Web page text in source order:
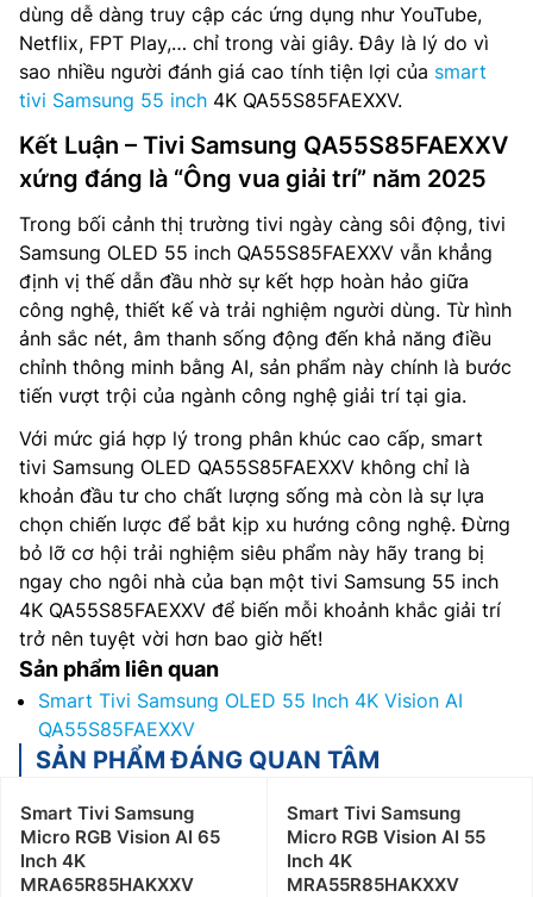
dùng dễ dàng truy cập các ứng dụng như YouTube,
Netflix, FPT Play,… chỉ trong vài giây. Đây là lý do vì
sao nhiều người đánh giá cao tính tiện lợi của smart
tivi Samsung 55 inch 4K QA55S85FAEXXV.
Kết Luận – Tivi Samsung QA55S85FAEXXV
xứng đáng là “Ông vua giải trí” năm 2025
Trong bối cảnh thị trường tivi ngày càng sôi động, tivi
Samsung OLED 55 inch QA55S85FAEXXV vẫn khẳng
định vị thế dẫn đầu nhờ sự kết hợp hoàn hảo giữa
công nghệ, thiết kế và trải nghiệm người dùng. Từ hình
ảnh sắc nét, âm thanh sống động đến khả năng điều
chỉnh thông minh bằng AI, sản phẩm này chính là bước
tiến vượt trội của ngành công nghệ giải trí tại gia.
Với mức giá hợp lý trong phân khúc cao cấp, smart
tivi Samsung OLED QA55S85FAEXXV không chỉ là
khoản đầu tư cho chất lượng sống mà còn là sự lựa
chọn chiến lược để bắt kịp xu hướng công nghệ. Đừng
bỏ lỡ cơ hội trải nghiệm siêu phẩm này hãy trang bị
ngay cho ngôi nhà của bạn một tivi Samsung 55 inch
4K QA55S85FAEXXV để biến mỗi khoảnh khắc giải trí
trở nên tuyệt vời hơn bao giờ hết!
Sản phẩm liên quan
Smart Tivi Samsung OLED 55 Inch 4K Vision AI
QA55S85FAEXXV
SẢN PHẨM ĐÁNG QUAN TÂM
Smart Tivi Samsung
Micro RGB Vision AI 65
Inch 4K
MRA65R85HAKXXV
Smart Tivi Samsung
Micro RGB Vision AI 55
Inch 4K
MRA55R85HAKXXV